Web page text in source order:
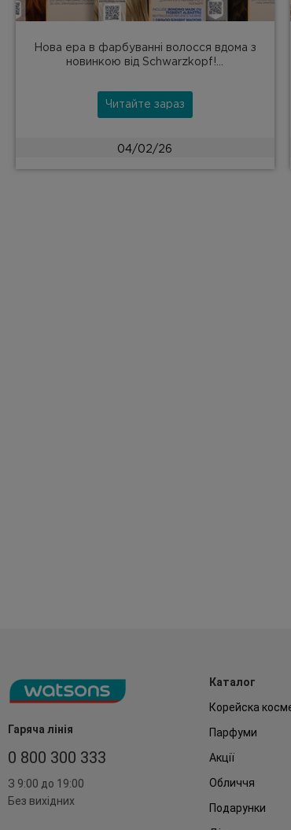
Нова ера в фарбуванні волосся вдома з
новинкою від Schwarzkopf!...
Читайте зараз
04/02/26
Гаряча лінія
0 800 300 333
З 9:00 до 19:00
Без вихідних
Каталог
Корейска
Парфуми
Акції
Обличчя
Подарунки